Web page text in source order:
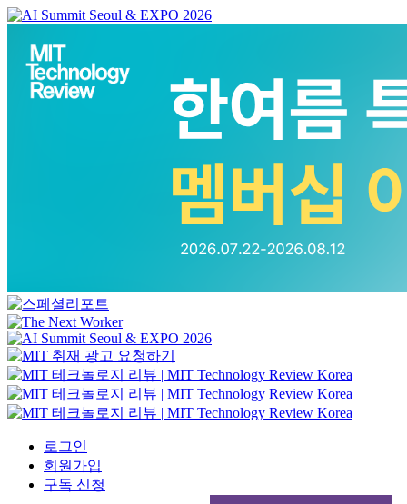
로그인
회원가입
구독 신청